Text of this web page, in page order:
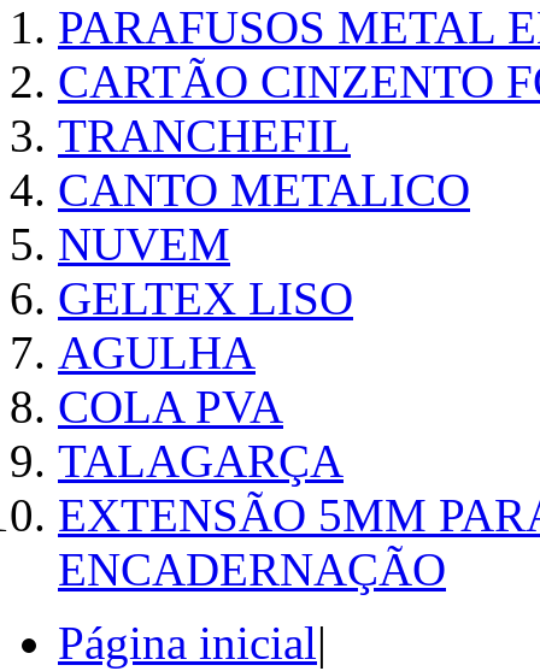
PARAFUSOS METAL
CARTÃO CINZENTO
TRANCHEFIL
CANTO METALICO
NUVEM
GELTEX LISO
AGULHA
COLA PVA
TALAGARÇA
EXTENSÃO 5MM
ENCADERNAÇÃO
Página inicial|